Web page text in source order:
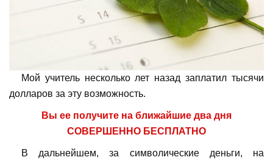
Мой учитель несколько лет назад заплатил тысячи
долларов за эту возможность.
Вы ее получите на ближайшие два дня
СОВЕРШЕННО БЕСПЛАТНО
В дальнейшем, за символические деньги, на